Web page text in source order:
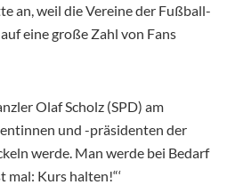
an, weil die Vereine der Fußball-
eine große Zahl von Fans
Olaf Scholz (SPD) am
und -präsidenten der
werde. Man werde bei Bedarf
Kurs halten!“‘